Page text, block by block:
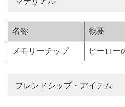
名称 概要
メモリーチップ ヒーロー
フレンドシップ・アイテム